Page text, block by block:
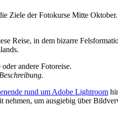
Ziele der Fotokurse Mitte Oktober.
Reise, in dem bizarre
andere Fotoreise.
rund um Adobe Lightroom
um ausgiebig über